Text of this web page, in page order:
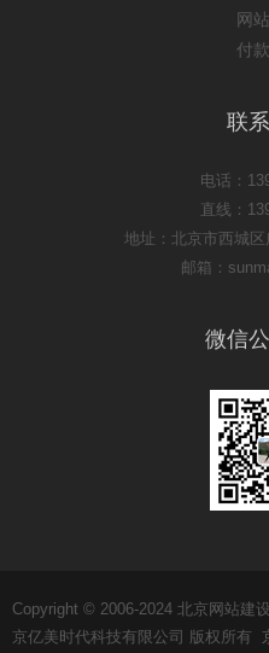
网
付
联
电话：
直线：
地址：北京市西城
邮箱：
微信
Copyright © 2006-2024 北京网站建
京亿美时代科技有限公司 版权所有